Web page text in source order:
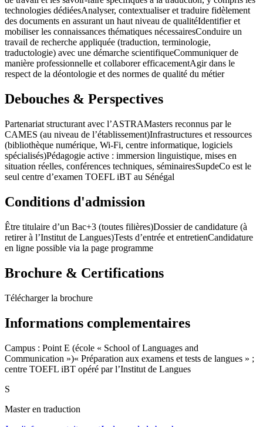
technologies dédiéesAnalyser, contextualiser et traduire fidèlement
des documents en assurant un haut niveau de qualitéIdentifier et
mobiliser les connaissances thématiques nécessairesConduire un
travail de recherche appliquée (traduction, terminologie,
traductologie) avec une démarche scientifiqueCommuniquer de
manière professionnelle et collaborer efficacementAgir dans le
respect de la déontologie et des normes de qualité du métier
Debouches & Perspectives
Partenariat structurant avec l’ASTRAMasters reconnus par le
CAMES (au niveau de l’établissement)Infrastructures et ressources
(bibliothèque numérique, Wi‑Fi, centre informatique, logiciels
spécialisés)Pédagogie active : immersion linguistique, mises en
situation réelles, conférences techniques, séminairesSupdeCo est le
seul centre d’examen TOEFL iBT au Sénégal
Conditions d'admission
Être titulaire d’un Bac+3 (toutes filières)Dossier de candidature (à
retirer à l’Institut de Langues)Tests d’entrée et entretienCandidature
en ligne possible via la page programme
Brochure & Certifications
Télécharger la brochure
Informations complementaires
Campus : Point E (école « School of Languages and
Communication »)« Préparation aux examens et tests de langues » ;
centre TOEFL iBT opéré par l’Institut de Langues
S
Master en traduction